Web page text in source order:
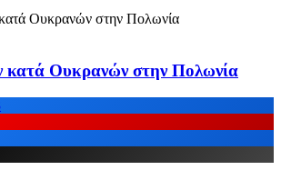
κατά Ουκρανών στην Πολωνία